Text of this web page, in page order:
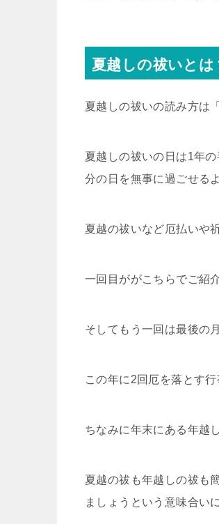
夏越しの祓いとは
夏越しの祓いの読み方は
夏越しの祓いの日は1年
分の日を無事に過ごせる
夏越の祓いなど厄払いや
一回目ががこちらでご紹
そしてもう一回は最後の
この年に2回厄を落とす
ちなみに年末にある年越
夏越の祓も年越しの祓も
ましょうという意味合い